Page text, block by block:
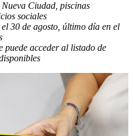
Ciudad, piscinas
sociales
30 de agosto, último día en el
puede acceder al listado de